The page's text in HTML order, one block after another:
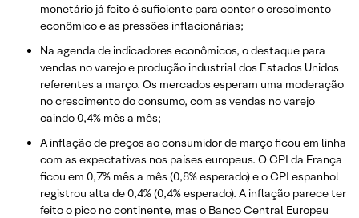
monetário já feito é suficiente para conter o crescimento
econômico e as pressões inflacionárias;
Na agenda de indicadores econômicos, o destaque para
vendas no varejo e produção industrial dos Estados Unidos
referentes a março. Os mercados esperam uma moderação
no crescimento do consumo, com as vendas no varejo
caindo 0,4% mês a mês;
A inflação de preços ao consumidor de março ficou em linha
com as expectativas nos países europeus. O CPI da França
ficou em 0,7% mês a mês (0,8% esperado) e o CPI espanhol
registrou alta de 0,4% (0,4% esperado). A inflação parece ter
feito o pico no continente, mas o Banco Central Europeu